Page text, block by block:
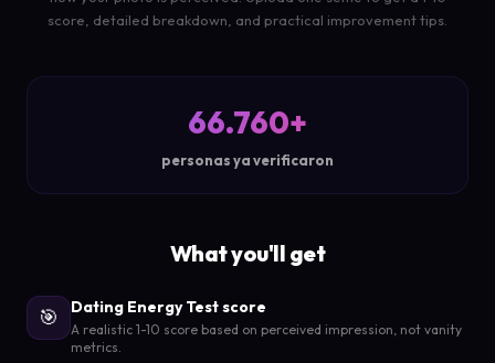
score, detailed breakdown, and practical improvement tips.
66.760+
personas ya verificaron
What you'll get
🎯 Dating Energy Test score
A realistic 1-10 score based on perceived impression, not vanity
metrics.